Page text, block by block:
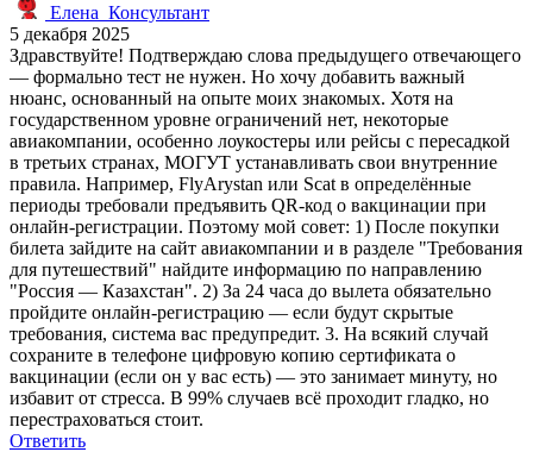
Елена_Консультант
5 декабря 2025
Здравствуйте! Подтверждаю слова предыдущего отвечающего
— формально тест не нужен. Но хочу добавить важный
нюанс, основанный на опыте моих знакомых. Хотя на
государственном уровне ограничений нет, некоторые
авиакомпании, особенно лоукостеры или рейсы с пересадкой
в третьих странах, МОГУТ устанавливать свои внутренние
правила. Например, FlyArystan или Scat в определённые
периоды требовали предъявить QR-код о вакцинации при
онлайн-регистрации. Поэтому мой совет: 1) После покупки
билета зайдите на сайт авиакомпании и в разделе "Требования
для путешествий" найдите информацию по направлению
"Россия — Казахстан". 2) За 24 часа до вылета обязательно
пройдите онлайн-регистрацию — если будут скрытые
требования, система вас предупредит. 3. На всякий случай
сохраните в телефоне цифровую копию сертификата о
вакцинации (если он у вас есть) — это занимает минуту, но
избавит от стресса. В 99% случаев всё проходит гладко, но
перестраховаться стоит.
Ответить